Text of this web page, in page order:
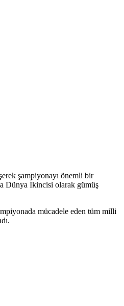
şampiyonayı önemli bir
Dünya İkincisi olarak gümüş
mücadele eden tüm milli